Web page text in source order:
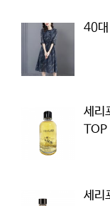
40대
세리
세리